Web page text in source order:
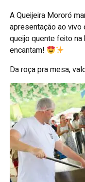
A Queijeira Mororó
apresentação ao vivo
queijo quente feito
encantam!
Da roça pra mesa,